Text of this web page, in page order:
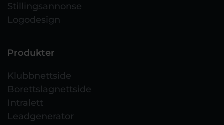
Stillingsannonse
Logodesign
Produkter
Klubbnettside
Borettslagnettside
Intralett
Leadgenerator